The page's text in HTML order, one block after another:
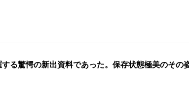
る驚愕の新出資料であった。保存状態極美のその